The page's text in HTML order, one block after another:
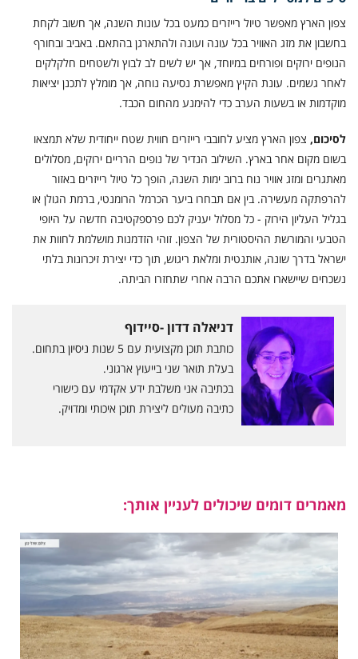
צפון הארץ מאפשר טיול רייזרים כמעט בכל עונות השנה, אך חשוב לקחת
בחשבון את מזג האוויר בכל עונה ועונה ולהתארגן בהתאם. באביב ובחורף
הנופים ירוקים ופורחים במיוחד, אך יש לשים לב לבוץ ולשטחים חלקלקים
לאחר גשמים. עונת הקיץ מאפשרת נסיעה נוחה, אך מומלץ לתכנן יציאות
מוקדמות או בשעות הערב כדי להימנע מהחום הכבד.
לסיכום, צפון הארץ מציע לחובבי רייזרים חווית שטח ייחודית שלא תמצאו
בשום מקום אחר בארץ. השילוב הנדיר של נופים הרריים ירוקים, מסלולים
מאתגרים ומזג אוויר נוח ברוב ימות השנה, הופך כל טיול רייזרים באזור
להרפתקה מעשירה. בין אם תבחרו ביער הכרמל הרומנטי, ברמת הגולן או
בגליל העליון הירוק - כל מסלול יעניק לכם פרספקטיבה חדשה על היופי
הטבעי והמורשת ההיסטורית של הצפון. זוהי הזדמנות מושלמת לחוות את
ישראל בדרך שונה, אותנטית ומלאת ריגוש, תוך כדי יצירת זיכרונות בלתי
נשכחים שיישארו אתכם הרבה אחרי שתחזרו הביתה.
דניאלה דדון -סיידוף
כותבת תוכן מקצועית עם 5 שנות ניסיון בתחום.
בעלת תואר שני בייעוץ ארגוני.
בכתיבה אני משלבת ידע אקדמי עם כישורי
כתיבה מעולים ליצירת תוכן איכותי ומדויק.
מאמרים דומים שיכולים לעניין אותך: